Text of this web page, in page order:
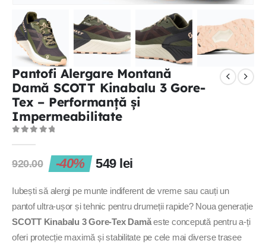
Pantofi Alergare Montană
Damă SCOTT Kinabalu 3 Gore-
Tex – Performanță și
Impermeabilitate
920.00 -40% 549 lei
Iubești să alergi pe munte indiferent de vreme sau cauți un
pantof ultra-ușor și tehnic pentru drumeții rapide? Noua generație
SCOTT Kinabalu 3 Gore-Tex Damăeste concepută pentru a-ți
oferi protecție maximă și stabilitate pe cele mai diverse trasee